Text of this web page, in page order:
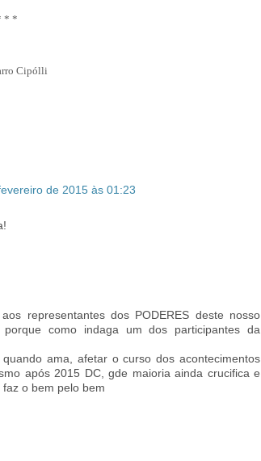
* *
Cipólli
de 2015 às 01:23
representantes dos PODERES deste nosso
como indaga um dos participantes da
ama, afetar o curso dos acontecimentos
após 2015 DC, gde maioria ainda crucifica e
o bem pelo bem